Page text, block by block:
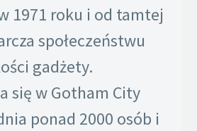
1971 roku i od tamtej
społeczeństwu
gadżety.
się w Gotham City
ponad 2000 osób i